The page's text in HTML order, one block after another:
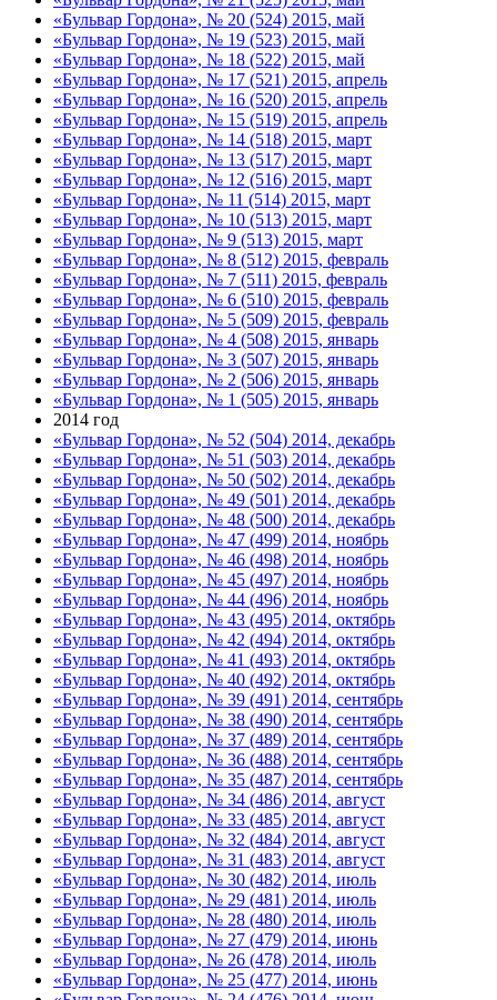
«Бульвар Гордона», № 20 (524) 2015, май
«Бульвар Гордона», № 19 (523) 2015, май
«Бульвар Гордона», № 18 (522) 2015, май
«Бульвар Гордона», № 17 (521) 2015, апрель
«Бульвар Гордона», № 16 (520) 2015, апрель
«Бульвар Гордона», № 15 (519) 2015, апрель
«Бульвар Гордона», № 14 (518) 2015, март
«Бульвар Гордона», № 13 (517) 2015, март
«Бульвар Гордона», № 12 (516) 2015, март
«Бульвар Гордона», № 11 (514) 2015, март
«Бульвар Гордона», № 10 (513) 2015, март
«Бульвар Гордона», № 9 (513) 2015, март
«Бульвар Гордона», № 8 (512) 2015, февраль
«Бульвар Гордона», № 7 (511) 2015, февраль
«Бульвар Гордона», № 6 (510) 2015, февраль
«Бульвар Гордона», № 5 (509) 2015, февраль
«Бульвар Гордона», № 4 (508) 2015, январь
«Бульвар Гордона», № 3 (507) 2015, январь
«Бульвар Гордона», № 2 (506) 2015, январь
«Бульвар Гордона», № 1 (505) 2015, январь
2014 год
«Бульвар Гордона», № 52 (504) 2014, декабрь
«Бульвар Гордона», № 51 (503) 2014, декабрь
«Бульвар Гордона», № 50 (502) 2014, декабрь
«Бульвар Гордона», № 49 (501) 2014, декабрь
«Бульвар Гордона», № 48 (500) 2014, декабрь
«Бульвар Гордона», № 47 (499) 2014, ноябрь
«Бульвар Гордона», № 46 (498) 2014, ноябрь
«Бульвар Гордона», № 45 (497) 2014, ноябрь
«Бульвар Гордона», № 44 (496) 2014, ноябрь
«Бульвар Гордона», № 43 (495) 2014, октябрь
«Бульвар Гордона», № 42 (494) 2014, октябрь
«Бульвар Гордона», № 41 (493) 2014, октябрь
«Бульвар Гордона», № 40 (492) 2014, октябрь
«Бульвар Гордона», № 39 (491) 2014, сентябрь
«Бульвар Гордона», № 38 (490) 2014, сентябрь
«Бульвар Гордона», № 37 (489) 2014, сентябрь
«Бульвар Гордона», № 36 (488) 2014, сентябрь
«Бульвар Гордона», № 35 (487) 2014, сентябрь
«Бульвар Гордона», № 34 (486) 2014, август
«Бульвар Гордона», № 33 (485) 2014, август
«Бульвар Гордона», № 32 (484) 2014, август
«Бульвар Гордона», № 31 (483) 2014, август
«Бульвар Гордона», № 30 (482) 2014, июль
«Бульвар Гордона», № 29 (481) 2014, июль
«Бульвар Гордона», № 28 (480) 2014, июль
«Бульвар Гордона», № 27 (479) 2014, июнь
«Бульвар Гордона», № 26 (478) 2014, июль
«Бульвар Гордона», № 25 (477) 2014, июнь